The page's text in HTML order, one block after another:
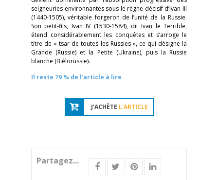
seigneuries environnantes sous le règne décisif d’Ivan III
(1440-1505), véritable forgeron de l’unité de la Russie.
Son petit-fils, Ivan IV (1530-1584), dit Ivan le Terrible,
étend considérablement les conquêtes et s’arroge le
titre de « tsar de toutes les Russies », ce qui désigne la
Grande (Russie) et la Petite (Ukraine), puis la Russie
blanche (Biélorussie).
Il reste 79 % de l'article à lire
J'ACHÈTE L'ARTICLE
Partagez...